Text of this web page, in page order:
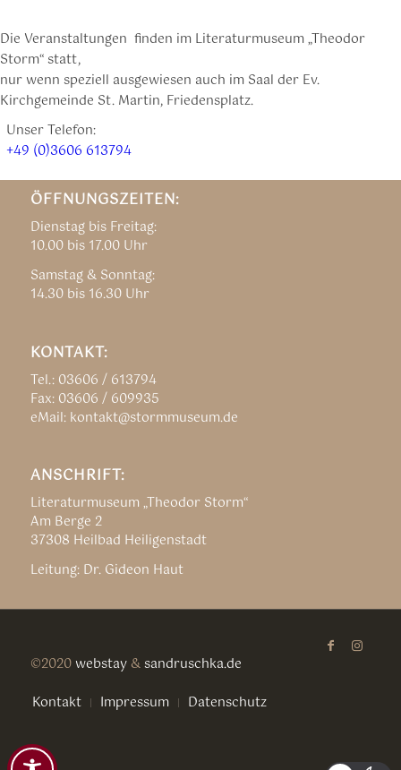
Die Veranstaltungen finden im Literaturmuseum „Theodor
Storm“ statt,
nur wenn speziell ausgewiesen auch im Saal der Ev.
Kirchgemeinde St. Martin, Friedensplatz.
Unser Telefon:
+49 (0)3606 613794
ÖFFNUNGSZEITEN:
Dienstag bis Freitag:
10.00 bis 17.00 Uhr
Samstag & Sonntag:
14.30 bis 16.30 Uhr
KONTAKT:
Tel.: 03606 / 613794
Fax: 03606 / 609935
eMail: kontakt@stormmuseum.de
ANSCHRIFT:
Literaturmuseum „Theodor Storm“
Am Berge 2
37308 Heilbad Heiligenstadt
Leitung: Dr. Gideon Haut
©2020 webstay&sandruschka.de
Kontakt
Impressum Datenschutz